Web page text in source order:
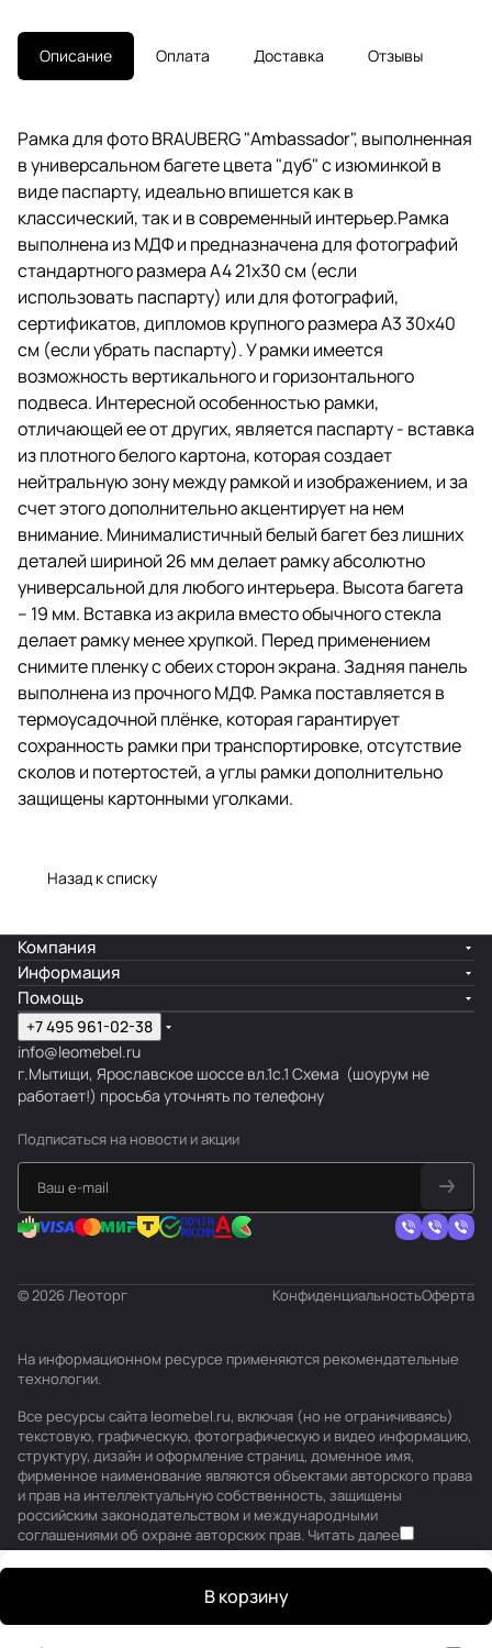
выполнена из МДФ и
предназначена для фотографий
стандартного размера А4 21х30
сертификатов, дипломов
крупного размера A3 30х40 см
(если убрать паспарту). У рамки
имеется возможность
вертикального и
горизонтального подвеса.
Интересной особенностью
рамки, отличающей ее от других,
является паспарту - вставка из
плотного белого картона,
которая создает нейтральную
зону между рамкой и
изображением, и за счет этого
дополнительно акцентирует на
нем внимание.
Минималистичный белый багет
без лишних деталей шириной 26
мм делает рамку абсолютно
универсальной для любого
интерьера. Высота багета – 19
мм. Вставка из акрила вместо
обычного стекла делает рамку
менее хрупкой. Перед
применением снимите пленку с
обеих сторон экрана.
Задняя панель выполнена из
прочного МДФ. Рамка
поставляется в термоусадочной
плёнке, которая гарантирует
сохранность рамки при
транспортировке, отсутствие
сколов и потертостей, а углы
рамки дополнительно защищены
Описание Оплата Доставка Отзывы
Рамка для фото BRAUBERG "Ambassador", выполненная
в универсальном багете цвета "дуб" с изюминкой в
виде паспарту, идеально впишется как в
классический, так и в современный интерьер.Рамка
выполнена из МДФ и предназначена для фотографий
стандартного размера А4 21х30 см (если
использовать паспарту) или для фотографий,
сертификатов, дипломов крупного размера A3 30х40
см (если убрать паспарту). У рамки имеется
возможность вертикального и горизонтального
подвеса. Интересной особенностью рамки,
отличающей ее от других, является паспарту - вставка
из плотного белого картона, которая создает
нейтральную зону между рамкой и изображением, и за
счет этого дополнительно акцентирует на нем
внимание. Минималистичный белый багет без лишних
деталей шириной 26 мм делает рамку абсолютно
универсальной для любого интерьера. Высота багета
– 19 мм. Вставка из акрила вместо обычного стекла
делает рамку менее хрупкой. Перед применением
снимите пленку с обеих сторон экрана. Задняя панель
выполнена из прочного МДФ. Рамка поставляется в
термоусадочной плёнке, которая гарантирует
сохранность рамки при транспортировке, отсутствие
сколов и потертостей, а углы рамки дополнительно
защищены картонными уголками.
Назад к списку
В корзину
Компания
Информация
Помощь
+7 495 961-02-38
info@leomebel.ru
г.Мытищи, Ярославское шоссе вл.1с.1 Схема (шоурум не
работает!) просьба уточнять по телефону
Подписаться на новости и акции
© 2026 Леоторг КонфиденциальностьОферта
На информационном ресурсе применяются рекомендательные
технологии.
Все ресурсы сайта leomebel.ru, включая (но не ограничиваясь)
текстовую, графическую, фотографическую и видео информацию,
структуру, дизайн и оформление страниц, доменное имя,
фирменное наименование являются объектами авторского права
и прав на интеллектуальную собственность, защищены
российским законодательством и международными
соглашениями об охране авторских прав. Читать далее